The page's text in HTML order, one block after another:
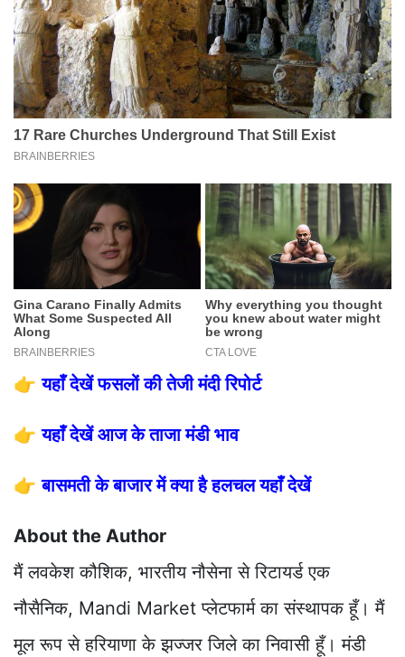
👉यहाँ देखें फसलों की तेजी मंदी रिपोर्ट
👉यहाँ देखें आज के ताजा मंडी भाव
👉बासमती के बाजार में क्या है हलचल यहाँ देखें
About the Author
मैं लवकेश कौशिक, भारतीय नौसेना से रिटायर्ड एक
नौसैनिक, Mandi Market प्लेटफार्म का संस्थापक हूँ। मैं
मूल रूप से हरियाणा के झज्जर जिले का निवासी हूँ। मंडी